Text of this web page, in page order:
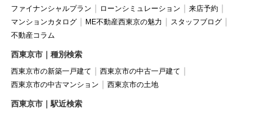
ファイナンシャルプラン
ローンシミュレーション
来店予約
マンションカタログ
ME不動産西東京の魅力
スタッフブログ
不動産コラム
西東京市｜種別検索
西東京市の新築一戸建て
西東京市の中古一戸建て
西東京市の中古マンション
西東京市の土地
西東京市｜駅近検索